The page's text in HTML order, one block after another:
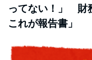
ってない！」 財
これが報告書」